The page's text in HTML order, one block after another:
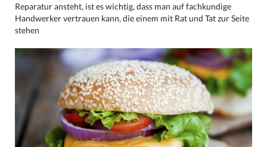
Reparatur ansteht, ist es wichtig, dass man auf fachkundige
Handwerker vertrauen kann, die einem mit Rat und Tat zur Seite
stehen